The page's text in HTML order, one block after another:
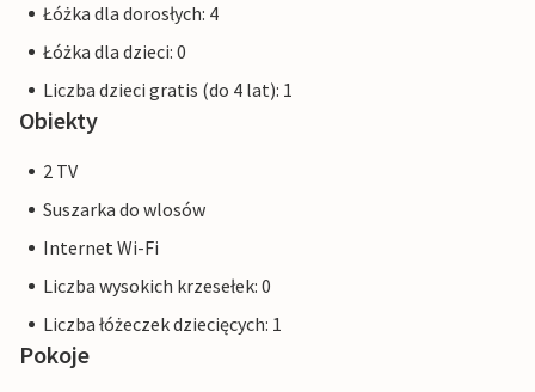
Łóżka dla dorosłych: 4
Łóżka dla dzieci: 0
Liczba dzieci gratis (do 4 lat): 1
Obiekty
2 TV
Suszarka do wlosów
Internet Wi-Fi
Liczba wysokich krzesełek: 0
Liczba łóżeczek dziecięcych: 1
Pokoje